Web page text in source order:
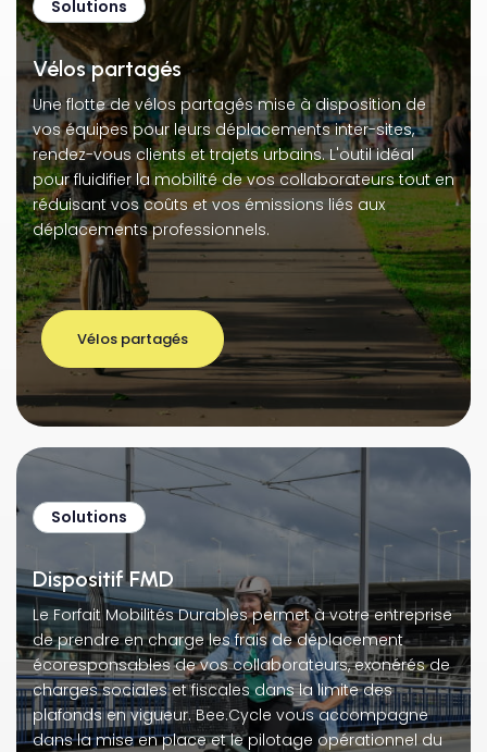
Solutions
Vélos partagés
Une flotte de vélos partagés mise à disposition de
vos équipes pour leurs déplacements inter-sites,
rendez-vous clients et trajets urbains. L'outil idéal
pour fluidifier la mobilité de vos collaborateurs tout en
réduisant vos coûts et vos émissions liés aux
déplacements professionnels.
Vélos partagés
Solutions
Dispositif FMD
Le Forfait Mobilités Durables permet à votre entreprise
de prendre en charge les frais de déplacement
écoresponsables de vos collaborateurs, exonérés de
charges sociales et fiscales dans la limite des
plafonds en vigueur. Bee.Cycle vous accompagne
dans la mise en place et le pilotage opérationnel du